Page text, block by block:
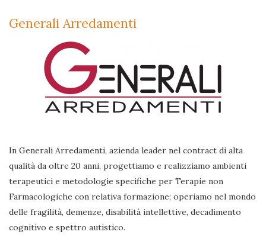
Generali Arredamenti
In Generali Arredamenti, azienda leader nel contract di alta
qualità da oltre 20 anni, progettiamo e realizziamo ambienti
terapeutici e metodologie specifiche per Terapie non
Farmacologiche con relativa formazione; operiamo nel mondo
delle fragilità, demenze, disabilità intellettive, decadimento
cognitivo e spettro autistico.